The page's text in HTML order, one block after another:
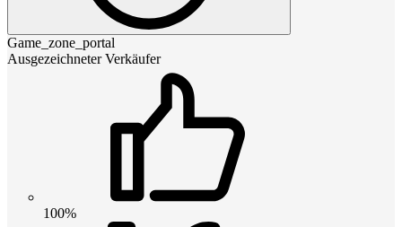
Game_zone_portal
Ausgezeichneter Verkäufer
100%